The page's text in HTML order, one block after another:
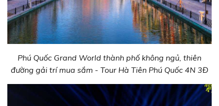
Phú Quốc Grand World thành phố không ngủ, thiên
đường gải trí mua sắm - Tour Hà Tiên Phú Quốc 4N 3Đ